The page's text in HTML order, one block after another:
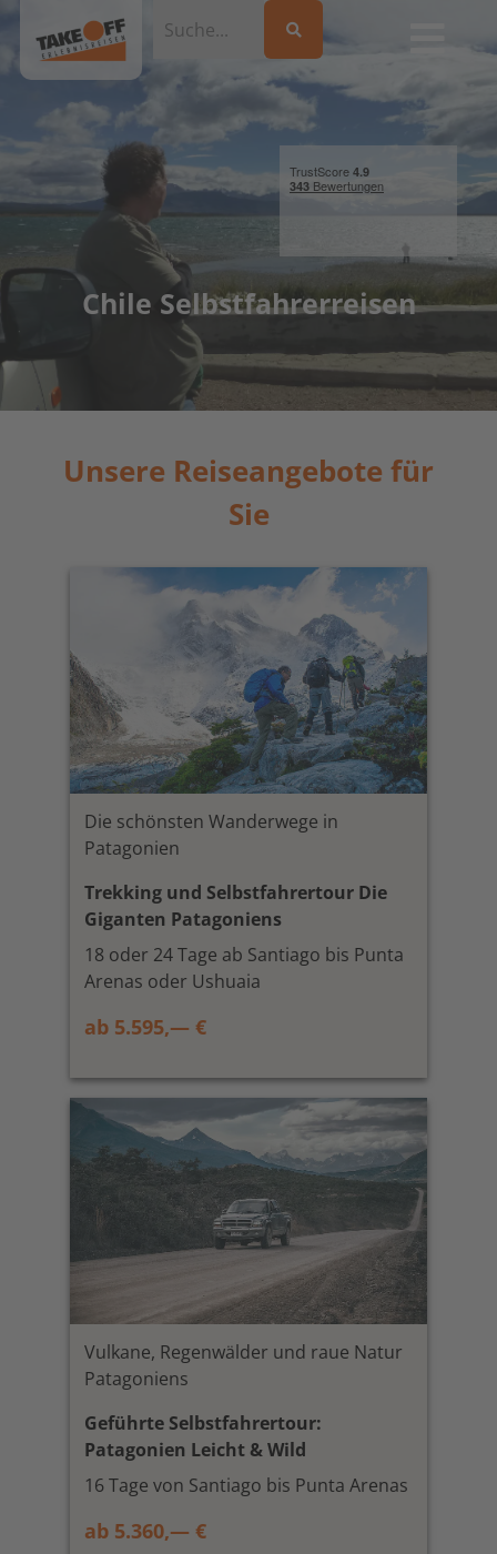
Chile Selbstfahrerreisen
Unsere Reiseangebote für
Sie
Die schönsten Wanderwege in
Patagonien
Trekking und Selbstfahrertour Die
Giganten Patagoniens
18 oder 24 Tage ab Santiago bis Punta
Arenas oder Ushuaia
ab 5.595,— €
Vulkane, Regenwälder und raue Natur
Patagoniens
Geführte Selbstfahrertour:
Patagonien Leicht & Wild
16 Tage von Santiago bis Punta Arenas
ab 5.360,— €